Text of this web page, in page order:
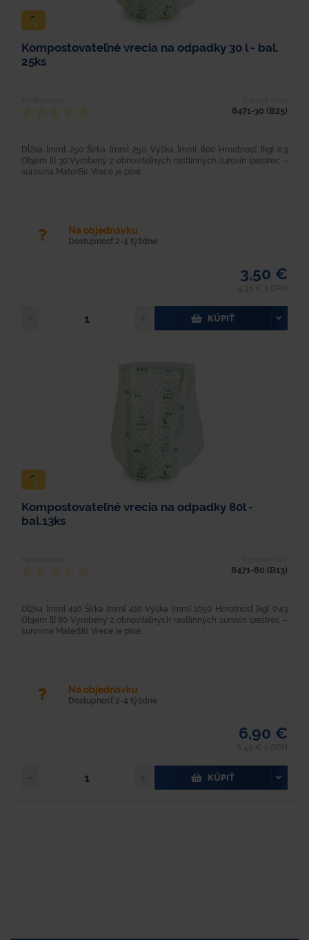
Kompostovateľné vrecia na odpadky 30 l - bal.
25ks
8471-30 (B25)
Dĺžka [mm] 250 Šírka [mm] 250 Výška [mm] 600 Hmotnosť [kg] 0.3
Objem [l] 30 Vyrobený z obnoviteľných rastlinných surovín (pestrec –
surovina MaterBi). Vrece je plne...
Na objednávku
Dostupnosť 2-4 týždne
3,50 €
KÚPIŤ
Kompostovateľné vrecia na odpadky 80l -
bal.13ks
8471-80 (B13)
Dĺžka [mm] 410 Šírka [mm] 410 Výška [mm] 1050 Hmotnosť [kg] 0.43
Objem [l] 80 Vyrobený z obnoviteľných rastlinných surovín (pestrec –
surovina MaterBi). Vrece je plne...
Na objednávku
Dostupnosť 2-4 týždne
6,90 €
KÚPIŤ